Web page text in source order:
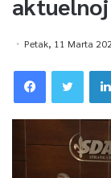
Petak, 11 Marta